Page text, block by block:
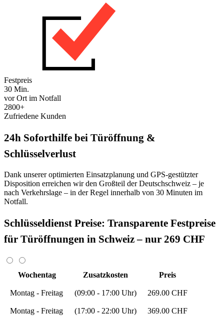
Festpreis
30 Min.
vor Ort im Notfall
2800+
Zufriedene Kunden
24h Soforthilfe bei Türöffnung &
Schlüsselverlust
Dank unserer optimierten Einsatzplanung und GPS-gestützter
Disposition erreichen wir den Großteil der Deutschschweiz – je
nach Verkehrslage – in der Regel innerhalb von 30 Minuten im
Notfall.
Schlüsseldienst Preise: Transparente Festpreise
für Türöffnungen in Schweiz – nur 269 CHF
Wochentag Zusatzkosten Preis
Montag - Freitag (09:00 - 17:00 Uhr) 269.00 CHF
Montag - Freitag (17:00 - 22:00 Uhr) 369.00 CHF